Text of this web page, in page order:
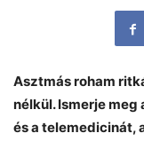
Asztmás roham
nélkül. Ismerje
és a telemedicinát,